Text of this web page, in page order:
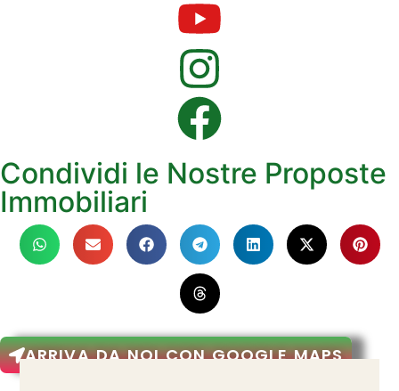
Condividi le Nostre Proposte
Immobiliari
ARRIVA DA NOI CON GOOGLE MAPS